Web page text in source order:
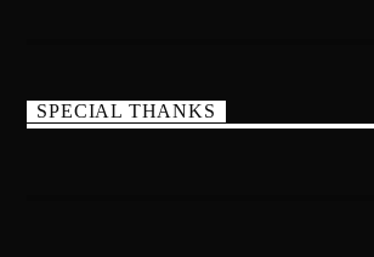
SPECIAL THANKS